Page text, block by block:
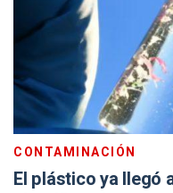
CONTAMINACIÓN
El plástico ya llegó